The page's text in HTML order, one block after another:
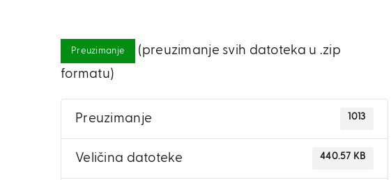
Preuzimanje
(preuzimanje svih datoteka u .zip
formatu)
Preuzimanje 1013
Veličina datoteke 440.57 KB